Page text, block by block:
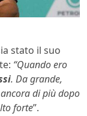
stato il suo
“Quando ero
. Da grande,
di più dopo
forte”.